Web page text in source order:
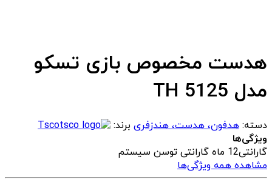
هدست مخصوص بازی تسکو
مدل TH 5125
دسته: هدفون، هدست، هندزفری برند:
Tsco
ویژگی‌ها
گارانتی12 ماه گارانتی توسن سیستم
مشاهده همه ویژگی‌ها